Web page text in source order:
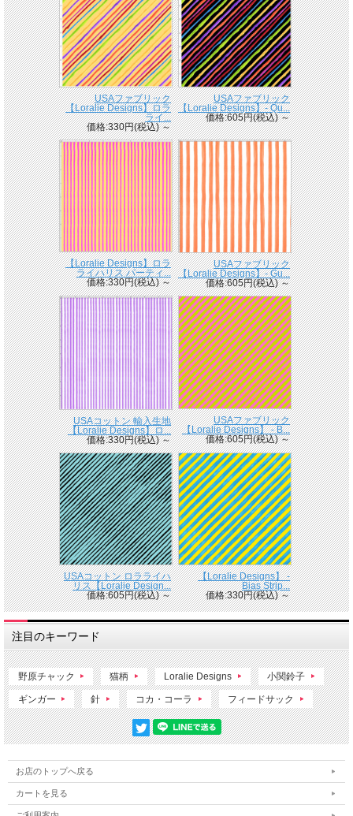
USAファブリック
【Loralie Designs】ロラ
ライ...
価格:330円(税込)～
USAファブリック
【Loralie Designs】- Qu...
価格:605円(税込)～
【Loralie Designs】ロラ
ライハリス パーティ...
価格:330円(税込)～
USAファブリック
【Loralie Designs】- Gu...
価格:605円(税込)～
USAコットン 輸入生地
【Loralie Designs】ロ...
価格:330円(税込)～
USAファブリック
【Loralie Designs】 - B...
価格:605円(税込)～
USAコットン ロラライハ
リス【Loralie Design...
価格:605円(税込)～
【Loralie Designs】 -
Bias Strip...
価格:330円(税込)～
注目のキーワード
野原チャック 猫柄 Loralie Designs 小関鈴子
ギンガー 針 コカ・コーラ フィードサック
お店のトップへ戻る
カートを見る